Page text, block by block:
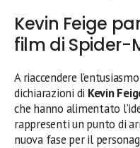
Kevin Feige
film di Spider-
A riaccendere
dichiarazioni di Kevin
che hanno alimentato
rappresenti un punto di
nuova fase per il